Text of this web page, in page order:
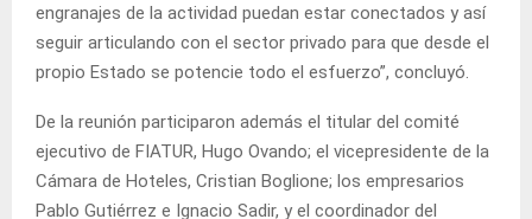
engranajes de la actividad puedan estar conectados y así
seguir articulando con el sector privado para que desde el
propio Estado se potencie todo el esfuerzo”, concluyó.
De la reunión participaron además el titular del comité
ejecutivo de FIATUR, Hugo Ovando; el vicepresidente de la
Cámara de Hoteles, Cristian Boglione; los empresarios
Pablo Gutiérrez e Ignacio Sadir, y el coordinador del